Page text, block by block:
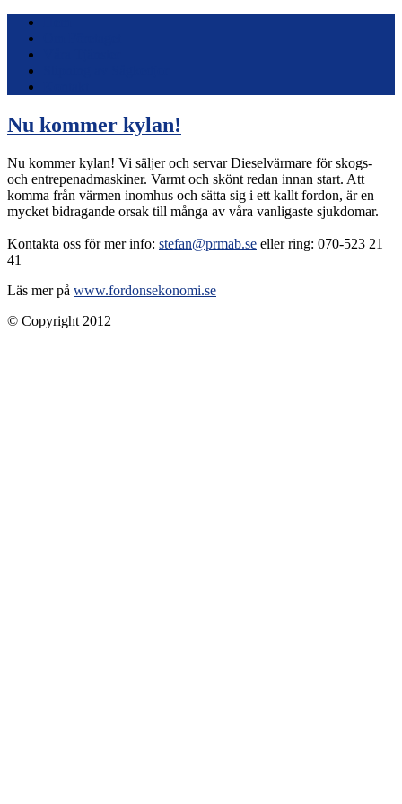
Nu kommer kylan!
Nu kommer kylan! Vi säljer och servar Dieselvärmare för skogs-
och entrepenadmaskiner. Varmt och skönt redan innan start. Att
komma från värmen inomhus och sätta sig i ett kallt fordon, är en
mycket bidragande orsak till många av våra vanligaste sjukdomar.
Kontakta oss för mer info: stefan@prmab.se eller ring: 070-523 21
41
Läs mer på www.fordonsekonomi.se
© Copyright 2012